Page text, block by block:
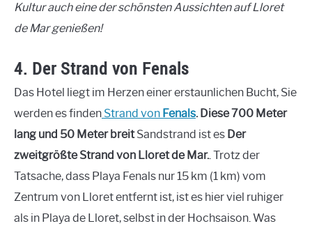
Kultur auch eine der schönsten Aussichten auf Lloret
de Mar genießen!
4. Der Strand von Fenals
Das Hotel liegt im Herzen einer erstaunlichen Bucht, Sie
werden es finden Strand von Fenals. Diese 700 Meter
lang und 50 Meter breitSandstrand ist es Der
zweitgrößte Strand von Lloret de Mar.. Trotz der
Tatsache, dass Playa Fenals nur 15 km (1 km) vom
Zentrum von Lloret entfernt ist, ist es hier viel ruhiger
als in Playa de Lloret, selbst in der Hochsaison. Was